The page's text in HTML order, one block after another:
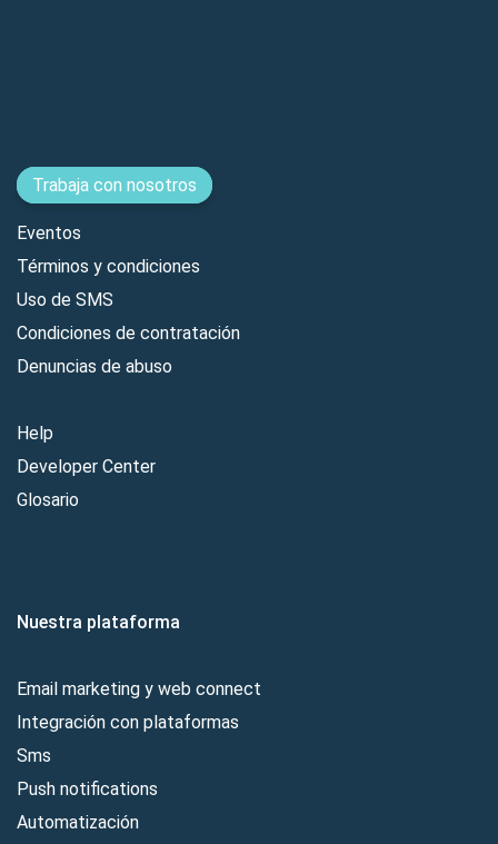
Trabaja con nosotros
Eventos
Términos y condiciones
Uso de SMS
Condiciones de contratación
Denuncias de abuso
Help
Developer Center
Glosario
Nuestra plataforma
Email marketing y web connect
Integración con plataformas
Sms
Push notifications
Automatización